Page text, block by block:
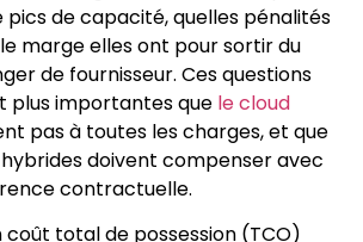
pics de capacité, quelles pénalités
marge elles ont pour sortir du
de fournisseur. Ces questions
plus importantes que le cloud
pas à toutes les charges, et que
doivent compenser avec
contractuelle.
coût total de possession (TCO)